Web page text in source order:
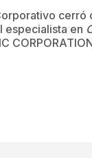
cerró
especialista en